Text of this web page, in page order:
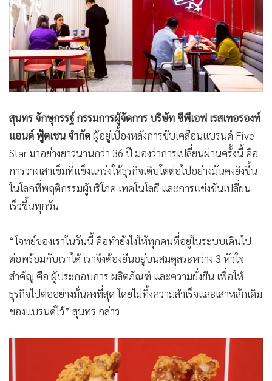
สุนทร จักษุกรรฐ์ กรรมการผู้จัดการ บริษัท ซีพีเอฟ เรสเทอรองท์
แอนด์ ฟู้ดเชน จำกัดผู้อยู่เบื้องหลังการขับเคลื่อนแบรนด์ Five
Star มาอย่างยาวนานกว่า 36 ปี มองว่าการเปลี่ยนผ่านครั้งนี้ คือ
การวางเสาเข็มที่แข็งแกร่งให้ธุรกิจเติบโตต่อไปอย่างมั่นคงยิ่งขึ้น
ในโลกที่พฤติกรรมผู้บริโภค เทคโนโลยี และการแข่งขันเปลี่ยน
เร็วขึ้นทุกวัน
“โจทย์ของเราในวันนี้ คือทำยังไงให้ทุกคนที่อยู่ในระบบเดินไป
ต่อพร้อมกับเราได้ เราจึงต้องยืนอยู่บนสมดุลระหว่าง 3 หัวใจ
สำคัญ คือ ผู้ประกอบการ ผลิตภัณฑ์ และความยั่งยืน เพื่อให้
ธุรกิจไปต่ออย่างมั่นคงที่สุด โดยไม่ทิ้งความสำเร็จและเสาหลักเดิม
ของแบรนด์ไว้” สุนทร กล่าว